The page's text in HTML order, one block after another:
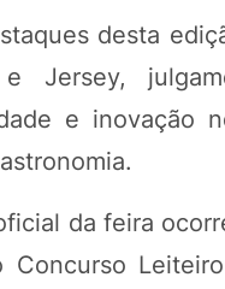
desta
e Jersey,
e inovação
da feira
Concurso